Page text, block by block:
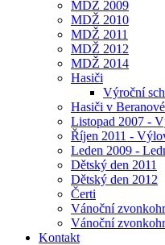
MDŽ 2009
MDŽ 2010
MDŽ 2011
MDŽ 2012
MDŽ 2014
Hasiči
Výroční
Hasiči v
Listopad 2007 -
Říjen 2011 -
Leden 2009 -
Dětský den 2011
Dětský den 2012
Čerti
Vánoční
Vánoční
Kontakt